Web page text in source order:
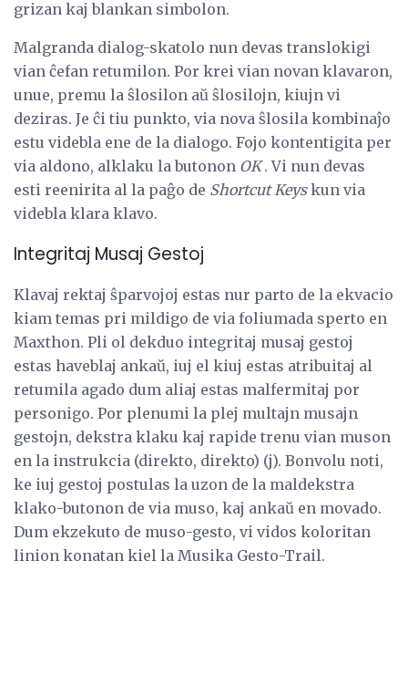
grizan kaj blankan simbolon.
Malgranda dialog-skatolo nun devas translokigi
vian ĉefan retumilon. Por krei vian novan klavaron,
unue, premu la ŝlosilon aŭ ŝlosilojn, kiujn vi
deziras. Je ĉi tiu punkto, via nova ŝlosila kombinaĵo
estu videbla ene de la dialogo. Fojo kontentigita per
via aldono, alklaku la butonon OK. Vi nun devas
esti reenirita al la paĝo de Shortcut Keyskun via
videbla klara klavo.
Integritaj Musaj Gestoj
Klavaj rektaj ŝparvojoj estas nur parto de la ekvacio
kiam temas pri mildigo de via foliumada sperto en
Maxthon. Pli ol dekduo integritaj musaj gestoj
estas haveblaj ankaŭ, iuj el kiuj estas atribuitaj al
retumila agado dum aliaj estas malfermitaj por
personigo. Por plenumi la plej multajn musajn
gestojn, dekstra klaku kaj rapide trenu vian muson
en la instrukcia (direkto, direkto) (j). Bonvolu noti,
ke iuj gestoj postulas la uzon de la maldekstra
klako-butonon de via muso, kaj ankaŭ en movado.
Dum ekzekuto de muso-gesto, vi vidos koloritan
linion konatan kiel la Musika Gesto-Trail.